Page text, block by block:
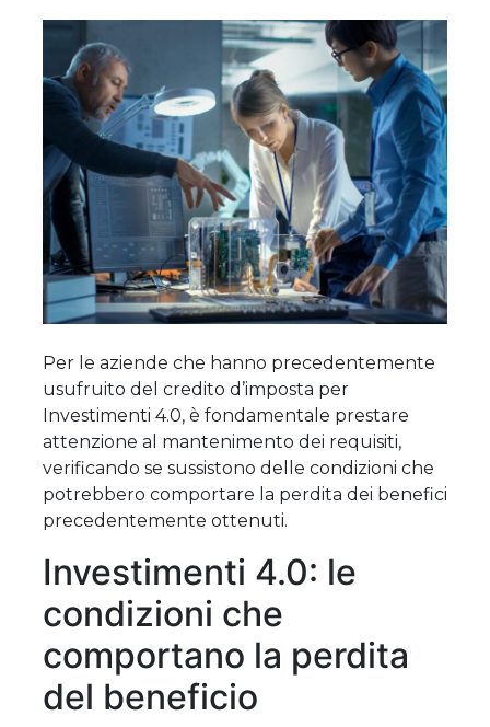
Per le aziende che hanno precedentemente
usufruito del credito d’imposta per
Investimenti 4.0, è fondamentale prestare
attenzione al mantenimento dei requisiti,
verificando se sussistono delle condizioni che
potrebbero comportare la perdita dei benefici
precedentemente ottenuti.
Investimenti 4.0: le
condizioni che
comportano la perdita
del beneficio